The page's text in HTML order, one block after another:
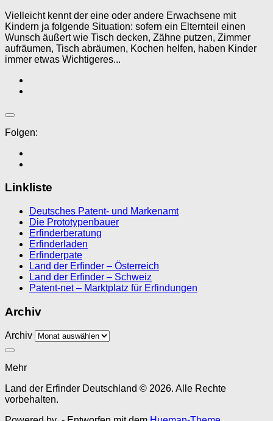
Vielleicht kennt der eine oder andere Erwachsene mit
Kindern ja folgende Situation: sofern ein Elternteil einen
Wunsch äußert wie Tisch decken, Zähne putzen, Zimmer
aufräumen, Tisch abräumen, Kochen helfen, haben Kinder
immer etwas Wichtigeres...
Folgen:
Linkliste
Deutsches Patent- und Markenamt
Die Prototypenbauer
Erfinderberatung
Erfinderladen
Erfinderpate
Land der Erfinder – Österreich
Land der Erfinder – Schweiz
Patent-net – Marktplatz für Erfindungen
Archiv
Archiv
Mehr
Land der Erfinder Deutschland © 2026. Alle Rechte
vorbehalten.